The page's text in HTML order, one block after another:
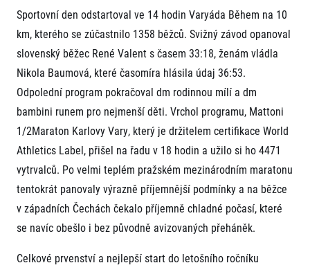
Mobilní aplikace RunCzech
Stáhněte si mobilní aplikaci RunCzech.
RunCzech Stars
Český maratonský klub
RunCzech Pacers
Running Doctors
Středoškoláci
Běžím pro stromy
Užitečné
O nás
Kontakt
Náš tým
Naši partneři
Historie
Pro veřejnost
FAQ (Často kladené dotazy)
Oznámení fúze
Dobrovolníci
Dárkové poukazy
Šablony k dárkovému poukazu ke stažení
Pro média
Aktuality
Akreditace a vše k závodům
Poznámky pro editory
Magazíny
RunCzech
Kariéra
All Runners Are Beautiful
RunCzech Racing
Ekofilozofie
Running Mall
Vítejte v Running Mall
Individuální trénink
Skupinové tréninky
Sportovní den odstartoval ve 14 hodin Varyáda Během na 10
km, kterého se zúčastnilo 1358 běžců. Svižný závod opanoval
slovenský běžec René Valent s časem 33:18, ženám vládla
Nikola Baumová, které časomíra hlásila údaj 36:53.
Odpolední program pokračoval dm rodinnou mílí a dm
bambini runem pro nejmenší děti. Vrchol programu, Mattoni
1/2Maraton Karlovy Vary, který je držitelem certifikace World
Athletics Label, přišel na řadu v 18 hodin a užilo si ho 4471
vytrvalců. Po velmi teplém pražském mezinárodním maratonu
tentokrát panovaly výrazně příjemnější podmínky a na běžce
v západních Čechách čekalo příjemně chladné počasí, které
se navíc obešlo i bez původně avizovaných přeháněk.
Celkové prvenství a nejlepší start do letošního ročníku